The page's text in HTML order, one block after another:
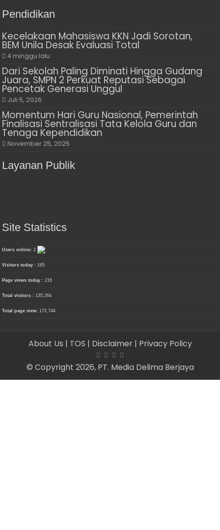
Pendidikan
Kecelakaan Mahasiswa KKN Jadi Sorotan,
BEM Unila Desak Evaluasi Total
4 minggu lalu
Dari Sekolah Paling Diminati Hingga Gudang
Juara, SMPN 2 Perkuat Reputasi Sebagai
Pencetak Generasi Unggul
Juli 5, 2026
Momentum Hari Guru Nasional, Pemerintah
Finalisasi Sentralisasi Tata Kelola Guru dan
Tenaga Kependidikan
November 25, 2025
Layanan Publik
Site Statistics
Users online:2
Visitors today : 165
Page views today :216
Total visitors : 135,264
Total page view: 172,744
About Us | TOS | Disclaimer | Privacy Policy
© Copyright 2026, PT. Media Delima Berjaya